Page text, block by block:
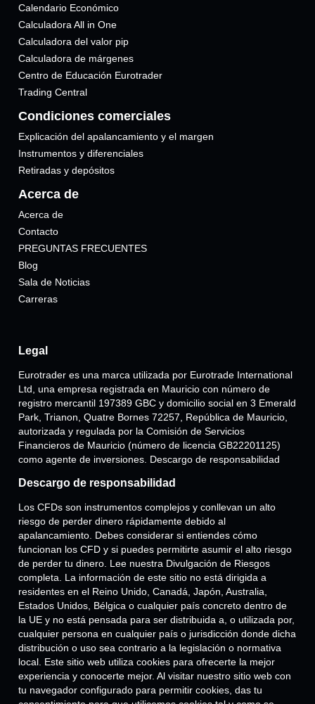
Calendario Económico
Calculadora All in One
Calculadora del valor pip
Calculadora de márgenes
Centro de Educación Eurotrader
Trading Central
Condiciones comerciales
Explicación del apalancamiento y el margen
Instrumentos y diferenciales
Retiradas y depósitos
Acerca de
Acerca de
Contacto
PREGUNTAS FRECUENTES
Blog
Sala de Noticias
Carreras
Legal
Eurotrader es una marca utilizada por Eurotrade International
Ltd, una empresa registrada en Mauricio con número de
registro mercantil 197389 GBC y domicilio social en 3 Emerald
Park, Trianon, Quatre Bornes 72257, República de Mauricio,
autorizada y regulada por la Comisión de Servicios
Financieros de Mauricio (número de licencia GB22201125)
como agente de inversiones. Descargo de responsabilidad
Descargo de responsabilidad
Los CFDs son instrumentos complejos y conllevan un alto
riesgo de perder dinero rápidamente debido al
apalancamiento. Debes considerar si entiendes cómo
funcionan los CFD y si puedes permitirte asumir el alto riesgo
de perder tu dinero. Lee nuestra Divulgación de Riesgos
completa. La información de este sitio no está dirigida a
residentes en el Reino Unido, Canadá, Japón, Australia,
Estados Unidos, Bélgica o cualquier país concreto dentro de
la UE y no está pensada para ser distribuida a, o utilizada por,
cualquier persona en cualquier país o jurisdicción donde dicha
distribución o uso sea contrario a la legislación o normativa
local. Este sitio web utiliza cookies para ofrecerte la mejor
experiencia y conocerte mejor. Al visitar nuestro sitio web con
tu navegador configurado para permitir cookies, das tu